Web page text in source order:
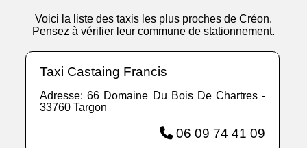
Voici la liste des taxis les plus proches de Créon.
Pensez à vérifier leur commune de stationnement.
Taxi Castaing Francis
Adresse: 66 Domaine Du Bois De Chartres -
33760 Targon
06 09 74 41 09